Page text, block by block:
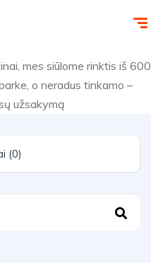
mes siūlome rinktis iš 600
o neradus tinkamo –
užsakymą
Filtrai (0)